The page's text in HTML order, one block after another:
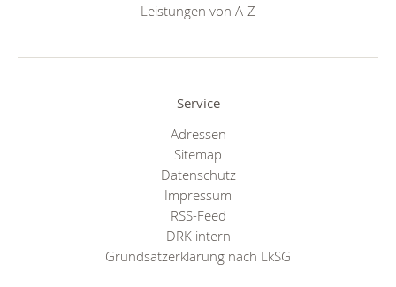
Leistungen von A-Z
Service
Adressen
Sitemap
Datenschutz
Impressum
RSS-Feed
DRK intern
Grundsatzerklärung nach LkSG